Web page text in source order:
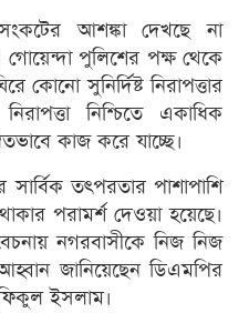
আশঙ্কা দেখছে না
গোয়েন্দা পুলিশের পক্ষ থেকে
কোনো সুনির্দিষ্ট নিরাপত্তার
নিশ্চিতে একাধিক
কাজ করে যাচ্ছে।
সার্বিক তৎপরতার পাশাপাশি
পরামর্শ দেওয়া হয়েছে।
নগরবাসীকে নিজ নিজ
জানিয়েছেন ডিএমপির
ইসলাম।